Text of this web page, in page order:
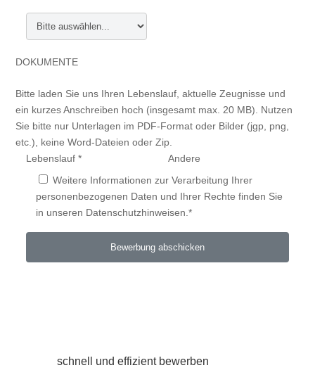
DOKUMENTE
Bitte laden Sie uns Ihren Lebenslauf, aktuelle Zeugnisse und
ein kurzes Anschreiben hoch (insgesamt max. 20 MB). Nutzen
Sie bitte nur Unterlagen im PDF-Format oder Bilder (jgp, png,
etc.), keine Word-Dateien oder Zip.
Lebenslauf *
Andere
Weitere Informationen zur Verarbeitung Ihrer
personenbezogenen Daten und Ihrer Rechte finden Sie
in unseren Datenschutzhinweisen.*
schnell und effizient bewerben